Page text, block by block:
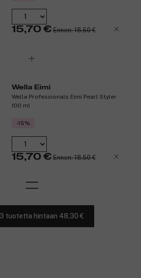
15,70 € Ennen: 18,50 €
Wella Eimi
Wella Professionals Eimi Pearl Styler
100 ml
-15%
15,70 € Ennen: 18,50 €
3 tuotetta hintaan 48,30 €